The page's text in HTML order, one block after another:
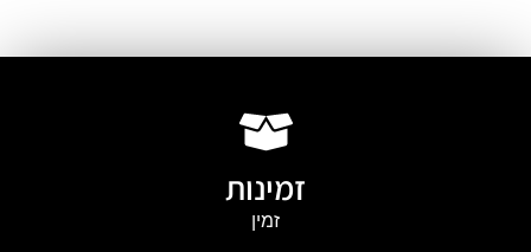
זמינות
זמין